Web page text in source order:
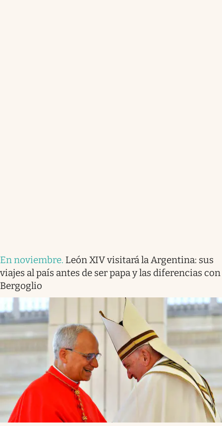
En noviembre. León XIV visitará la Argentina: sus
viajes al país antes de ser papa y las diferencias con
Bergoglio